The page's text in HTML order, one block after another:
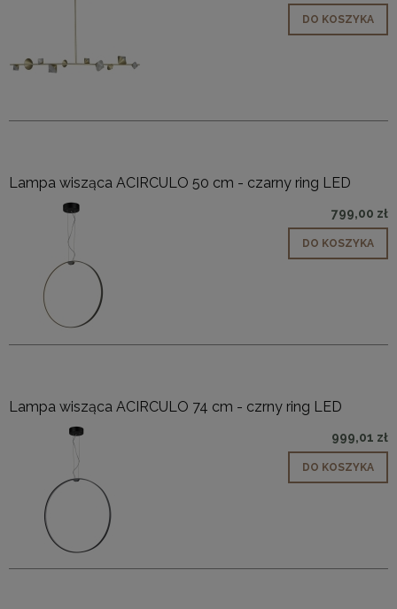
DO KOSZYKA
Lampa wisząca ACIRCULO 50 cm - czarny ring LED
799,00 zł
DO KOSZYKA
Lampa wisząca ACIRCULO 74 cm - czrny ring LED
999,01 zł
DO KOSZYKA